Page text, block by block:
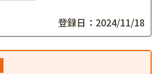
登録日：2024/11/18